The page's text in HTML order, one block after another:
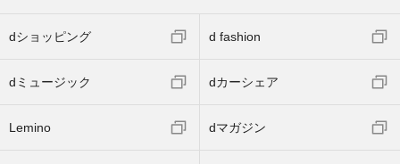
dショッピング d fashion
dミュージック dカーシェア
Lemino dマガジン